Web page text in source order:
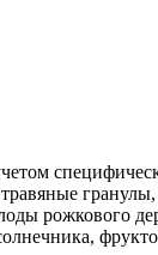
рожкового